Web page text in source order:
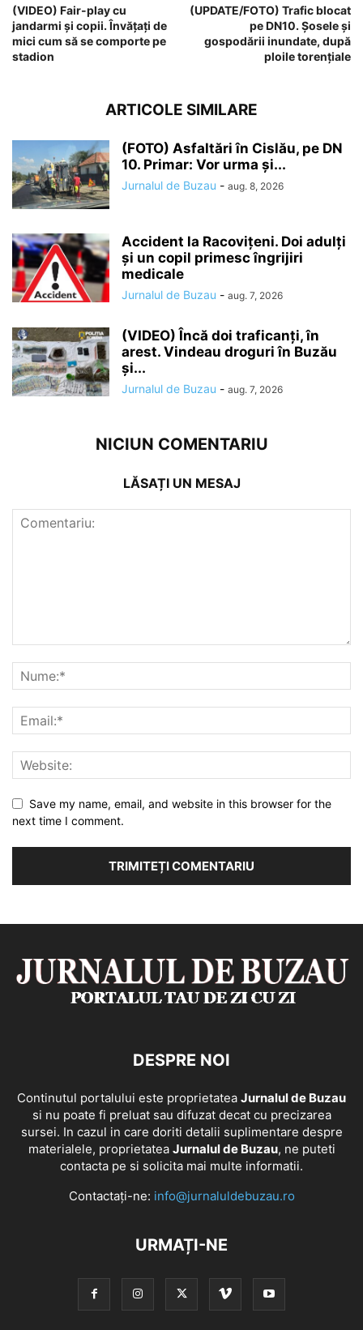
(VIDEO) Fair-play cu
jandarmi și copii. Învățați de
mici cum să se comporte pe
stadion
(UPDATE/FOTO) Trafic blocat
pe DN10. Șosele și
gospodării inundate, după
ploile torențiale
ARTICOLE SIMILARE
(FOTO) Asfaltări în Cislău, pe DN
10. Primar: Vor urma și...
Jurnalul de Buzau - aug. 8, 2026
Accident la Racovițeni. Doi adulți
și un copil primesc îngrijiri
medicale
Jurnalul de Buzau - aug. 7, 2026
(VIDEO) Încă doi traficanți, în
arest. Vindeau droguri în Buzău
și...
Jurnalul de Buzau - aug. 7, 2026
NICIUN COMENTARIU
LĂSAȚI UN MESAJ
Save my name, email, and website in this browser for the
next time I comment.
DESPRE NOI
Continutul portalului este proprietatea Jurnalul de Buzau
si nu poate fi preluat sau difuzat decat cu precizarea
sursei. In cazul in care doriti detalii suplimentare despre
materialele, proprietatea Jurnalul de Buzau, ne puteti
contacta pe si solicita mai multe informatii.
Contactați-ne: info@jurnaluldebuzau.ro
URMAȚI-NE